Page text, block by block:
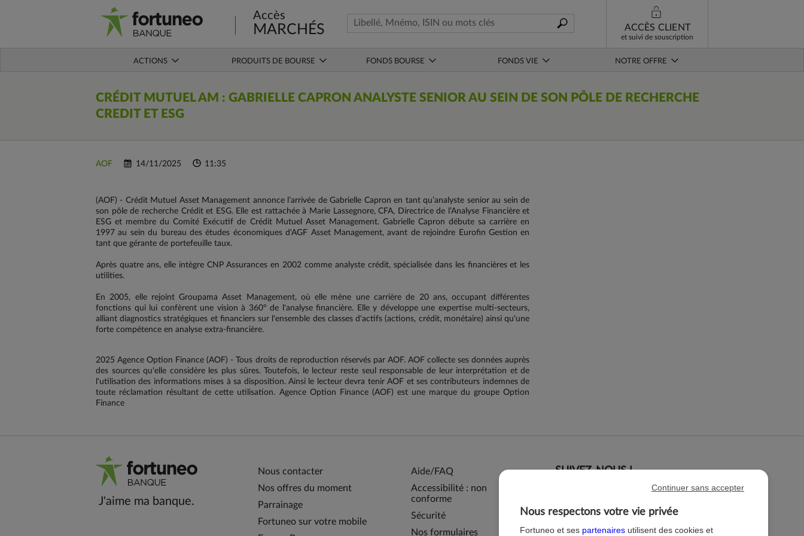
Accès
MARCHÉS ACCÈS CLIENT
et suivi de souscription
ACTIONS PRODUITS DE BOURSE FONDS BOURSE FONDS VIE NOTRE OFFRE
CRÉDIT MUTUEL AM : GABRIELLE CAPRON ANALYSTE SENIOR AU SEIN DE SON PÔLE DE RECHERCHE
CREDIT ET ESG
AOF 14/11/2025 11:35
(AOF) - Crédit Mutuel Asset Management annonce l’arrivée de Gabrielle Capron en tant qu’analyste senior au sein de
son pôle de recherche Crédit et ESG. Elle est rattachée à Marie Lassegnore, CFA, Directrice de l’Analyse Financière et
ESG et membre du Comité Exécutif de Crédit Mutuel Asset Management. Gabrielle Capron débute sa carrière en
1997 au sein du bureau des études économiques d'AGF Asset Management, avant de rejoindre Eurofin Gestion en
tant que gérante de portefeuille taux.
Après quatre ans, elle intègre CNP Assurances en 2002 comme analyste crédit, spécialisée dans les financières et les
utilities.
En 2005, elle rejoint Groupama Asset Management, où elle mène une carrière de 20 ans, occupant différentes
fonctions qui lui confèrent une vision à 360° de l'analyse financière. Elle y développe une expertise multi-secteurs,
alliant diagnostics stratégiques et financiers sur l'ensemble des classes d'actifs (actions, crédit, monétaire) ainsi qu'une
forte compétence en analyse extra-financière.
2025 Agence Option Finance (AOF) - Tous droits de reproduction réservés par AOF. AOF collecte ses données auprès
des sources qu'elle considère les plus sûres. Toutefois, le lecteur reste seul responsable de leur interprétation et de
l'utilisation des informations mises à sa disposition. Ainsi le lecteur devra tenir AOF et ses contributeurs indemnes de
toute réclamation résultant de cette utilisation. Agence Option Finance (AOF) est une marque du groupe Option
Finance
J'aime ma banque.
Nous contacter
Nos offres du moment
Parrainage
Fortuneo sur votre mobile
Aide/FAQ
Accessibilité : non
conforme
Sécurité
Nos formulaires
SUIVEZ-NOUS !
Nous respectons votre vie privée
Fortuneo et ses partenaires utilisent des cookies et
Continuer sans accepter